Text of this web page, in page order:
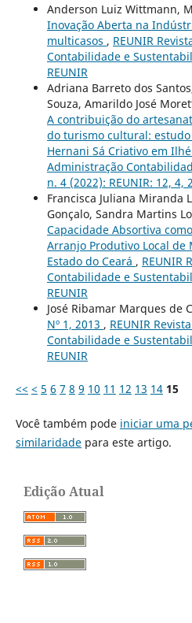
Anderson Luiz Wittmann,
Inovação Aberta na
multicasos , REUNIR
Contabilidade e
REUNIR
Adriana Barreto dos
Souza, Amarildo José
A contribuição do
do turismo cultural: estudo
Hernani Sá Criativo em
Administração
n. 4 (2022): REUNIR: 12, 4,
Francisca Juliana Miranda
Gonçalo, Sandra Martins
Capacidade Absortiva
Arranjo Produtivo Local
Estado do Ceará , REUNIR
Contabilidade e
REUNIR
José Ribamar Marques de
Nº 1, 2013 , REUNIR
Contabilidade e
REUNIR
<< < 5 6 7 8 9 10 11 12 13 14 15
Você também pode iniciar uma
similaridadepara este artigo.
Edição Atual